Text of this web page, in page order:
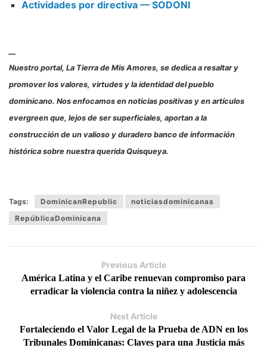
Actividades por directiva — SODONI
Nuestro portal, La Tierra de Mis Amores, se dedica a resaltar y
promover los valores, virtudes y la identidad del pueblo
dominicano. Nos enfocamos en noticias positivas y en artículos
evergreen que, lejos de ser superficiales, aportan a la
construcción de un valioso y duradero banco de información
histórica sobre nuestra querida Quisqueya.
Tags: DominicanRepublic
noticiasdominicanas
RepúblicaDominicana
Previous Article
América Latina y el Caribe renuevan compromiso para
erradicar la violencia contra la niñez y adolescencia
Next Article
Fortaleciendo el Valor Legal de la Prueba de ADN en los
Tribunales Dominicanas: Claves para una Justicia más